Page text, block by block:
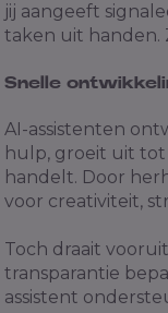
jij aangeeft
taken uit handen.
Snelle
AI-assistenten
hulp, groeit uit
handelt. Door
voor creativiteit,
Toch draait
transparantie
assistent